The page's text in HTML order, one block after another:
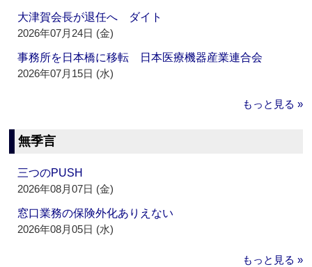
大津賀会長が退任へ ダイト
2026年07月24日 (金)
事務所を日本橋に移転 日本医療機器産業連合会
2026年07月15日 (水)
もっと見る »
無季言
三つのPUSH
2026年08月07日 (金)
窓口業務の保険外化ありえない
2026年08月05日 (水)
もっと見る »